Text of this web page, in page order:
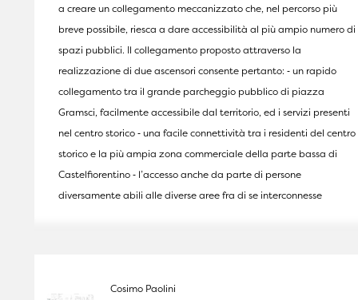
a creare un collegamento meccanizzato che, nel percorso più
breve possibile, riesca a dare accessibilità al più ampio numero di
spazi pubblici. Il collegamento proposto attraverso la
realizzazione di due ascensori consente pertanto: ‐ un rapido
collegamento tra il grande parcheggio pubblico di piazza
Gramsci, facilmente accessibile dal territorio, ed i servizi presenti
nel centro storico ‐ una facile connettività tra i residenti del centro
storico e la più ampia zona commerciale della parte bassa di
Castelfiorentino ‐ l’accesso anche da parte di persone
diversamente abili alle diverse aree fra di se interconnesse
Cosimo Paolini